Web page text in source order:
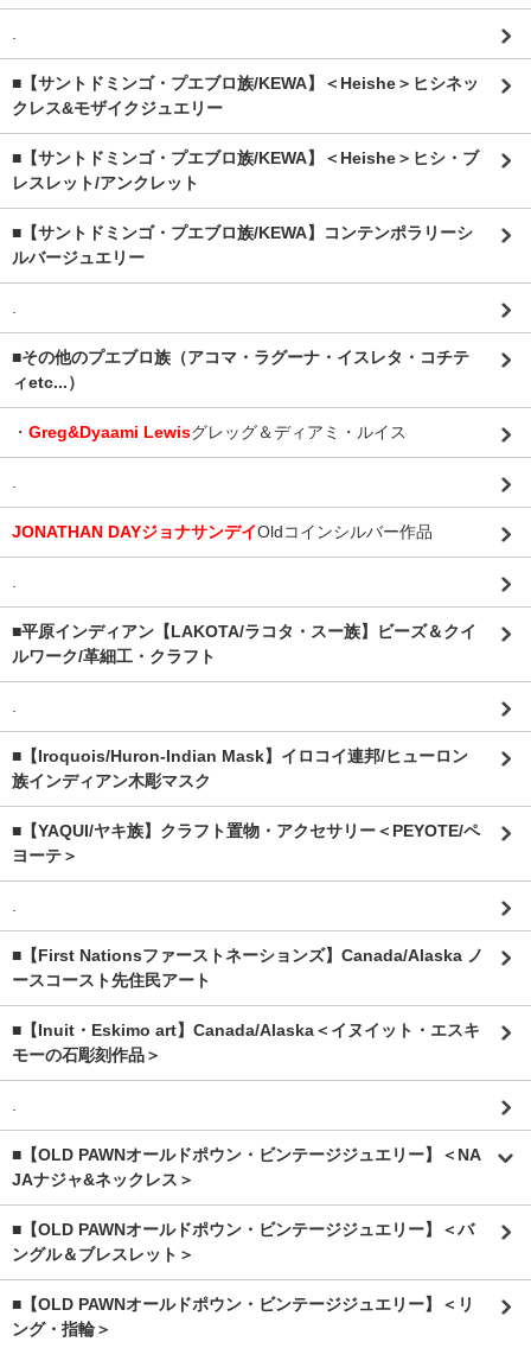
.
■【サントドミンゴ・プエブロ族/KEWA】＜Heishe＞ヒシネッ
クレス&モザイクジュエリー
■【サントドミンゴ・プエブロ族/KEWA】＜Heishe＞ヒシ・ブ
レスレット/アンクレット
■【サントドミンゴ・プエブロ族/KEWA】コンテンポラリーシ
ルバージュエリー
.
■その他のプエブロ族（アコマ・ラグーナ・イスレタ・コチテ
ィetc...）
・ Greg&Dyaami Lewisグレッグ＆ディアミ・ルイス
.
JONATHAN DAYジョナサンデイOldコインシルバー作品
.
■平原インディアン【LAKOTA/ラコタ・スー族】ビーズ＆クイ
ルワーク/革細工・クラフト
.
■【Iroquois/Huron-Indian Mask】イロコイ連邦/ヒューロン
族インディアン木彫マスク
■【YAQUI/ヤキ族】クラフト置物・アクセサリー＜PEYOTE/ペ
ヨーテ＞
.
■【First Nationsファーストネーションズ】Canada/Alaska ノ
ースコースト先住民アート
■【Inuit・Eskimo art】Canada/Alaska＜イヌイット・エスキ
モーの石彫刻作品＞
.
■【OLD PAWNオールドポウン・ビンテージジュエリー】＜NA
JAナジャ&ネックレス＞
■【OLD PAWNオールドポウン・ビンテージジュエリー】＜バ
ングル＆ブレスレット＞
■【OLD PAWNオールドポウン・ビンテージジュエリー】＜リ
ング・指輪＞